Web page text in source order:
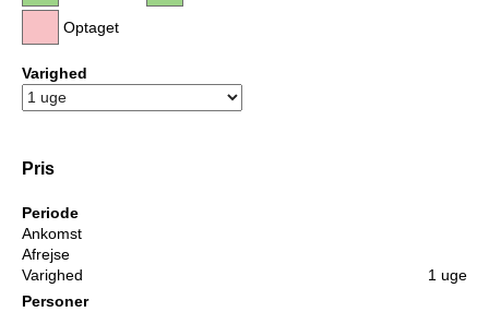
Optaget
Varighed
Pris
Periode
Ankomst
Afrejse
Varighed
1 uge
Personer